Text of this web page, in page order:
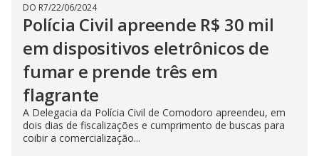
DO R7/22/06/2024
Polícia Civil apreende R$ 30 mil
em dispositivos eletrônicos de
fumar e prende três em
flagrante
A Delegacia da Polícia Civil de Comodoro apreendeu, em
dois dias de fiscalizações e cumprimento de buscas para
coibir a comercialização...